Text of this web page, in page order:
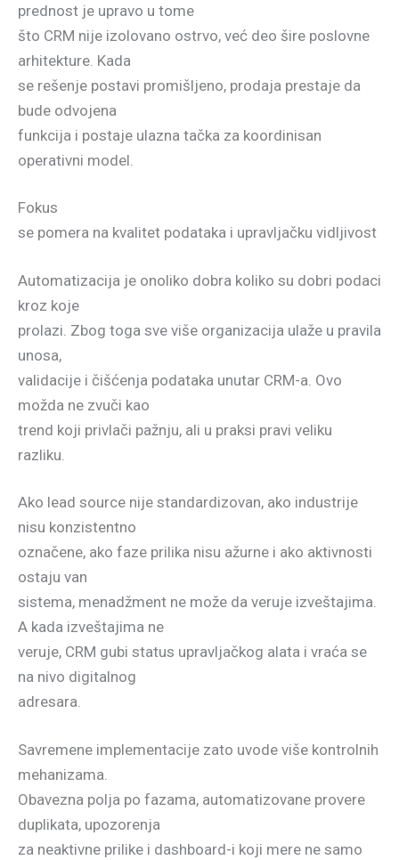
prednost je upravo u tome
što CRM nije izolovano ostrvo, već deo šire poslovne
arhitekture. Kada
se rešenje postavi promišljeno, prodaja prestaje da
bude odvojena
funkcija i postaje ulazna tačka za koordinisan
operativni model.
Fokus
se pomera na kvalitet podataka i upravljačku vidljivost
Automatizacija je onoliko dobra koliko su dobri podaci
kroz koje
prolazi. Zbog toga sve više organizacija ulaže u pravila
unosa,
validacije i čišćenja podataka unutar CRM-a. Ovo
možda ne zvuči kao
trend koji privlači pažnju, ali u praksi pravi veliku
razliku.
Ako lead source nije standardizovan, ako industrije
nisu konzistentno
označene, ako faze prilika nisu ažurne i ako aktivnosti
ostaju van
sistema, menadžment ne može da veruje izveštajima.
A kada izveštajima ne
veruje, CRM gubi status upravljačkog alata i vraća se
na nivo digitalnog
adresara.
Savremene implementacije zato uvode više kontrolnih
mehanizama.
Obavezna polja po fazama, automatizovane provere
duplikata, upozorenja
za neaktivne prilike i dashboard-i koji mere ne samo